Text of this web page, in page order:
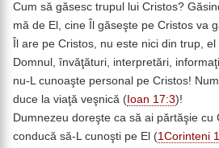
Cum să găsesc trupul lui Cristos?
mă de El, cine Îl găseşte pe Cristos va
Îl are pe Cristos, nu este nici din trup,
Domnul, învăţături, interpretări,
nu-L cunoaşte personal pe Cristos!
duce la viaţă veşnică ( Ioan 17:3)!
Dumnezeu doreşte ca să ai părtăşie cu
conducă să-L cunoşti pe El (1Corinteni